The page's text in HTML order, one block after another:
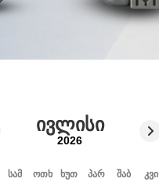
ივლისი
2026
სამ ოთხ ხუთ პარ შაბ კვი